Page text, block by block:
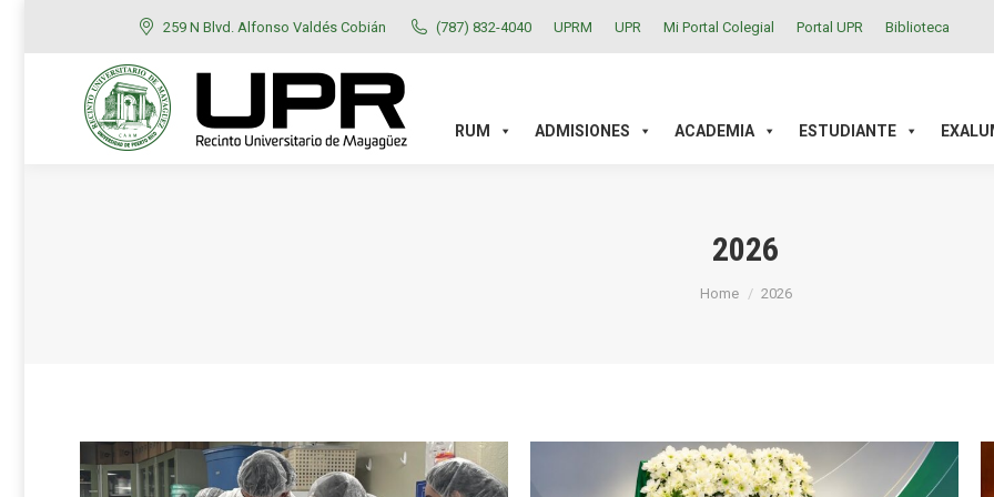
259 N Blvd. Alfonso Valdés Cobián (787) 832-4040 UPRM UPR Mi Portal Colegial Portal UPR Biblioteca
RUM ADMISIONES ACADEMIA ESTUDIANTE
2026
You are here:
Home 2026
RUM ADMISIONES